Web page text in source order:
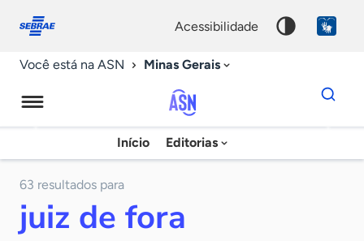
conosco
acessibilidade
Você está na ASN Minas Gerais
Agência
Sebrae
Notícias
Início Editorias
Dados
para
chave
63 resultados para
juiz de fora